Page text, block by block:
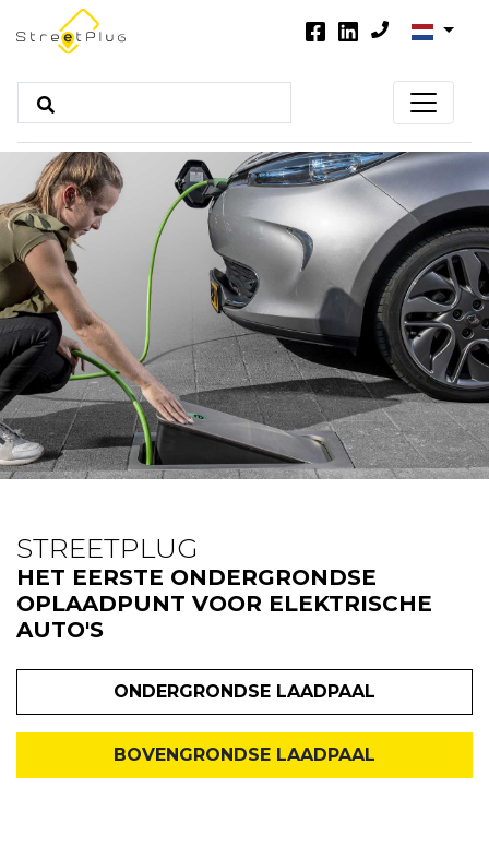
STREETPLUG
HET EERSTE ONDERGRONDSE
OPLAADPUNT VOOR ELEKTRISCHE
AUTO'S
ONDERGRONDSE LAADPAAL
BOVENGRONDSE LAADPAAL